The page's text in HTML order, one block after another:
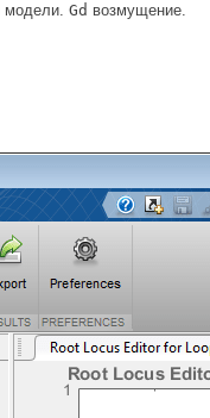
модели. Gd возмущение.